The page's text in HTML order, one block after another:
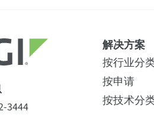
电缆适配
端
产品 数据表 (1
3444
解决方案
按行业分
按申请
按技术分